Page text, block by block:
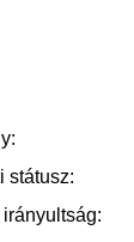
státusz: